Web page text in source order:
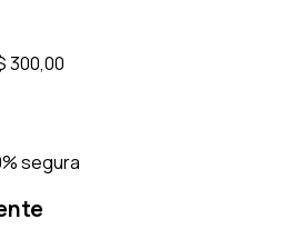
300,00
segura